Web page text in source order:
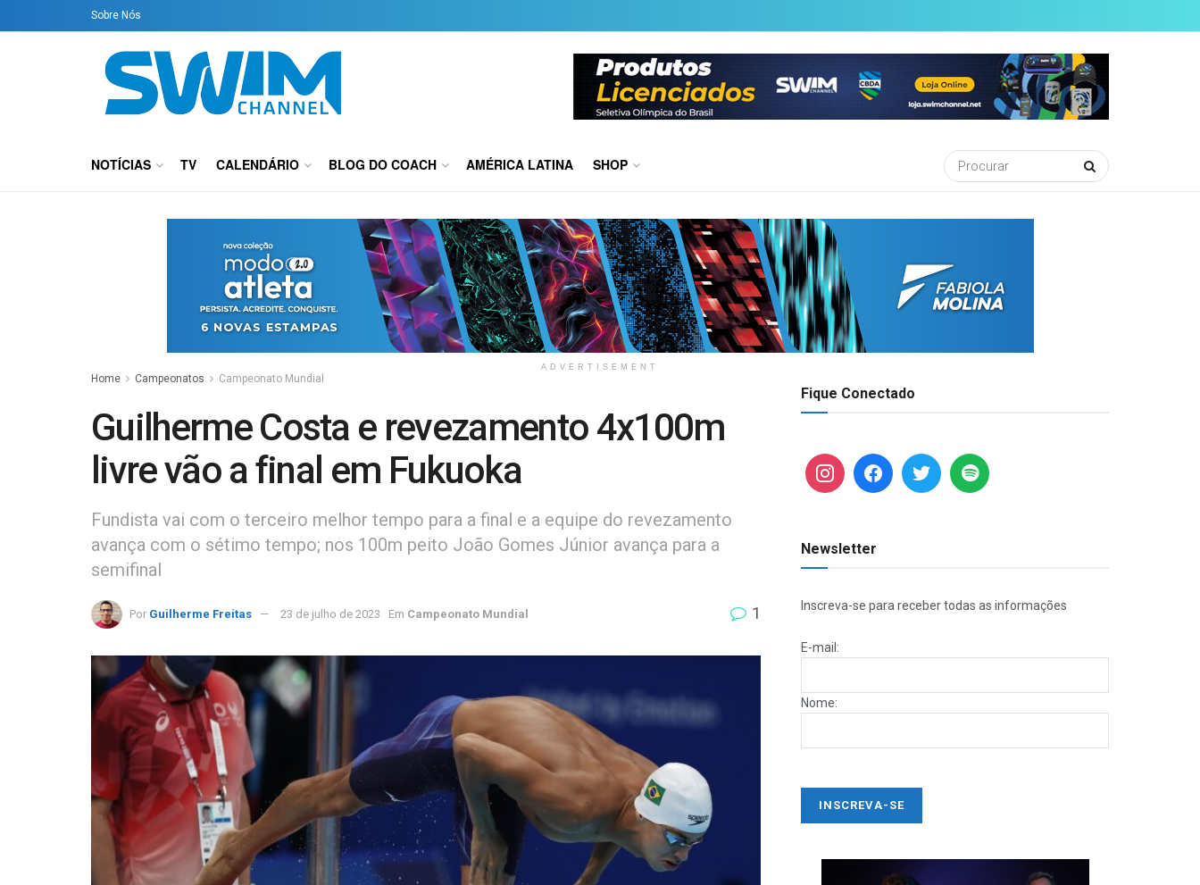
Sobre Nós
NOTÍCIAS TV CALENDÁRIO BLOG DO COACH AMÉRICA LATINA SHOP
ADVERTISEMENT
Home Campeonatos Campeonato Mundial
Guilherme Costa e revezamento 4x100m
livre vão a final em Fukuoka
Fundista vai com o terceiro melhor tempo para a final e a equipe do revezamento
avança com o sétimo tempo; nos 100m peito João Gomes Júnior avança para a
semifinal
Por Guilherme Freitas 23 de julho de 2023 Em Campeonato Mundial 1
Fique Conectado
Newsletter
Inscreva-se para receber todas as informações
E-mail:
Nome: